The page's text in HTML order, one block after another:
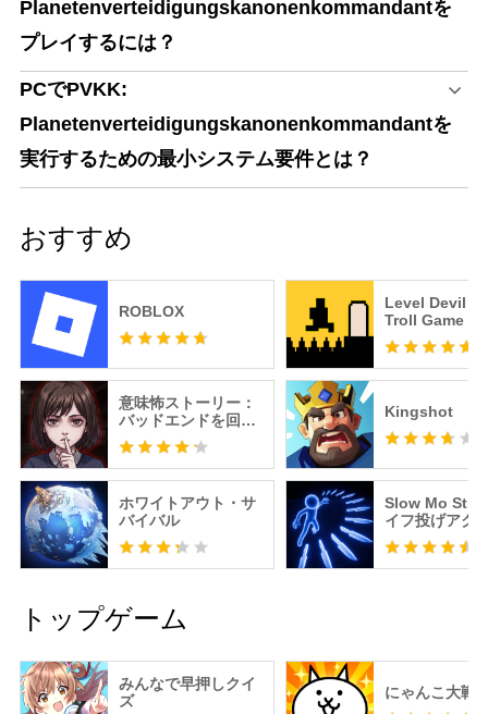
Planetenverteidigungskanonenkommandantを
プレイするには？
PCでPVKK:
Planetenverteidigungskanonenkommandantを
実行するための最小システム要件とは？
おすすめ
ROBLOX
Level Devil -
Troll Game
意味怖ストーリー：
バッドエンドを回避
せよ！
Kingshot
ホワイトアウト・サ
バイバル
Slow Mo
イフ投げアク
トップゲーム
みんなで早押しクイ
ズ
にゃんこ大戦